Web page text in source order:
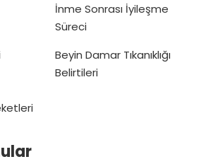
İnme Sonrası İyileşme
Süreci
Beyin Damar Tıkanıklığı
Belirtileri